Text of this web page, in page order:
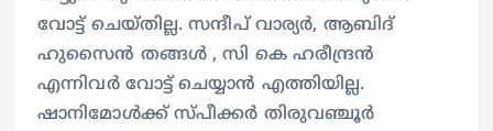
വോട്ട് ചെയ്തില്ല. സന്ദീപ് വാര്യർ, ആബിദ്
ഹുസൈൻ തങ്ങൾ , സി കെ ഹരീന്ദ്രൻ
എന്നിവർ വോട്ട് ചെയ്യാൻ എത്തിയില്ല.
ഷാനിമോൾക്ക് സ്പീക്കർ തിരുവഞ്ചൂർ